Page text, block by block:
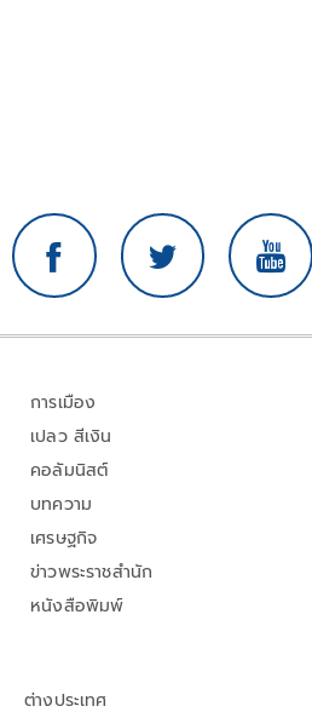
การเมือง
เปลว สีเงิน
คอลัมนิสต์
บทความ
เศรษฐกิจ
ข่าวพระราชสำนัก
หนังสือพิมพ์
ต่างประเทศ